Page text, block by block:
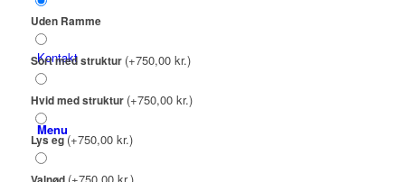
Kontakt
Menu
Uden Ramme
Sort med struktur (+750,00 kr.)
Hvid med struktur (+750,00 kr.)
Lys eg(+750,00 kr.)